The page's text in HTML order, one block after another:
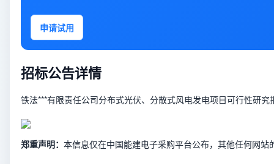
申请试用
招标公告详情
铁法***有限责任公司分布式光伏、分散式风电发电项目可行性研
郑重声明： 本信息仅在中国能建电子采购平台公布，其他任何网站